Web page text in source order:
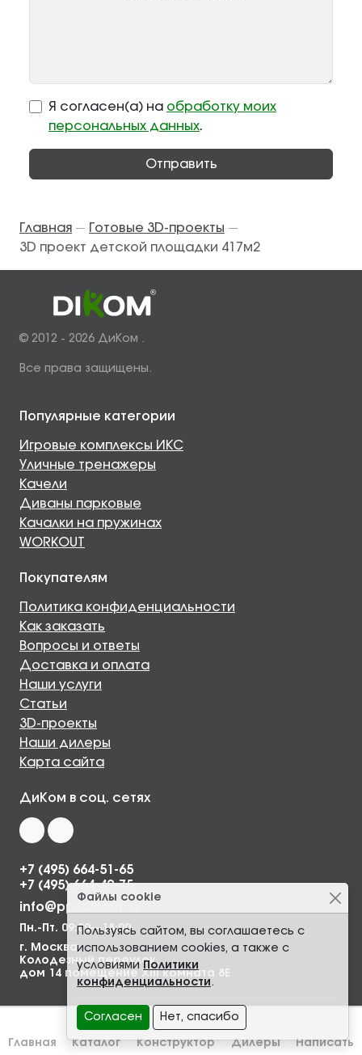
Я согласен(а) на обработку моих
персональных данных.
Отправить
Главная — Готовые 3D-проекты —
3D проект детской площадки 417м2
© 2012 - 2026 ДиКом .
Все права защищены.
Файлы cookie
Пользуясь сайтом, вы соглашаетесь с
использованием cookies, а также с
условиями Политики
конфиденциальности.
Согласен Нет, спасибо
Популярные категории
Игровые комплексы ИКС
Уличные тренажеры
Качели
Диваны парковые
Качалки на пружинах
WORKOUT
Покупателям
Политика конфиденциальности
Как заказать
Вопросы и ответы
Доставка и оплата
Наши услуги
Статьи
3D-проекты
Наши дилеры
Карта сайта
ДиКом в соц. сетях
+7 (495) 664-51-65
+7 (495) 664-49-75
info@ppkdikom.ru
Пн.-Пт. 09:00—18:00
г. Москва,
Колодезный переулок,
дом 14 помещение XIII комната 8Е
Главная Каталог Конструктор Дилеры Написать